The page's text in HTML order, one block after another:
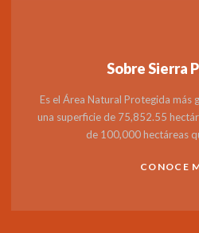
Sobre Sierra
Es el Área Natural Protegida más
una superficie de 75,852.55
de 100,000 hectáreas
CONOCE